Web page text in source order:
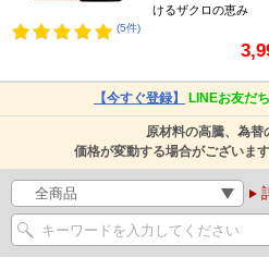
(5件)
けるザクロの恵み
【今すぐ登録】 LINEお友だ
原材料の高騰、為替
価格が変動する場合がございま